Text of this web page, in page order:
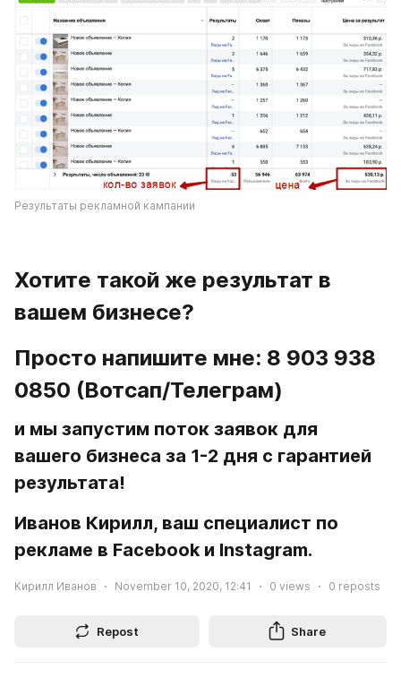
Результаты рекламной кампании
Хотите такой же результат в
вашем бизнесе?
Просто напишите мне: 8 903 938
0850 (Вотсап/Телеграм)
и мы запустим поток заявок для
вашего бизнеса за 1-2 дня с гарантией
результата!
Иванов Кирилл, ваш специалист по
рекламе в Facebook и Instagram.
Кирилл Иванов November 10, 2020, 12:41 0 views 0 reposts
Repost Share